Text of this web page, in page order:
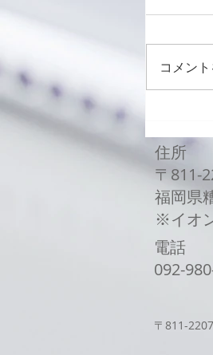
交換修
コメン
住所
〒811-
福岡県
​※イオ
電話
​092-
〒811-